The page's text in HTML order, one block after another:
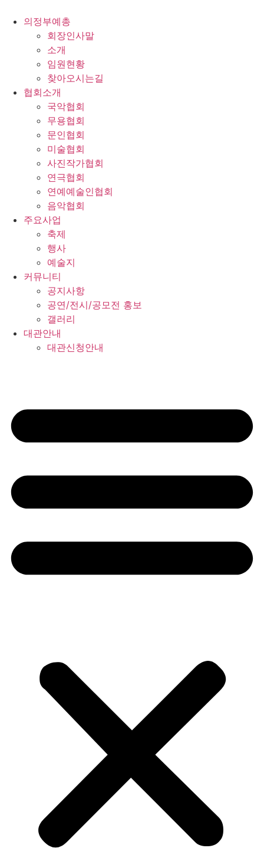
의정부예총
회장인사말
소개
임원현황
찾아오시는길
협회소개
국악협회
무용협회
문인협회
미술협회
사진작가협회
연극협회
연예예술인협회
음악협회
주요사업
축제
행사
예술지
커뮤니티
공지사항
공연/전시/공모전 홍보
갤러리
대관안내
대관신청안내